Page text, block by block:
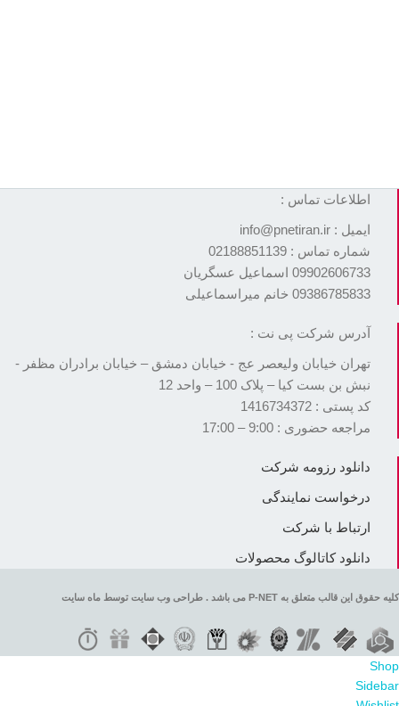
اطلاعات تماس :
ایمیل : info@pnetiran.ir
شماره تماس : 02188851139
09902606733 اسماعیل عسگریان
09386785833 خانم میراسماعیلی
آدرس شرکت پی نت :
تهران خیابان ولیعصر عج - خیابان دمشق – خیابان برادران مظفر -
نبش بن بست کیا – پلاک 100 – واحد 12
کد پستی : 1416734372
مراجعه حضوری : 9:00 – 17:00
دانلود رزومه شرکت
درخواست نمایندگی
ارتباط با شرکت
دانلود کاتالوگ محصولات
کلیه حقوق این قالب متعلق به P-NET می باشد . طراحی وب سایت توسط ماه سایت
Shop
Sidebar